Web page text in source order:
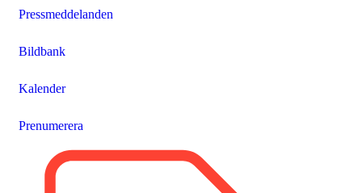
Pressmeddelanden
Bildbank
Kalender
Prenumerera